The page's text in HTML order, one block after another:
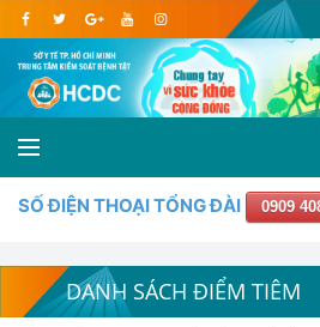
SỐ ĐIỆN THOẠI TỔNG ĐÀI 0909
DANH SÁCH ĐIỂM TIÊM